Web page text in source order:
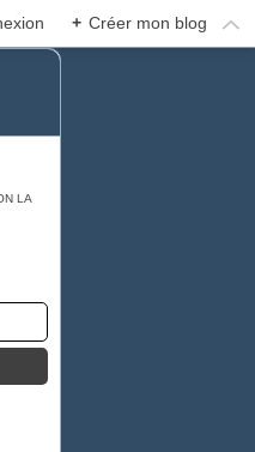
+ Créer mon blog
LA